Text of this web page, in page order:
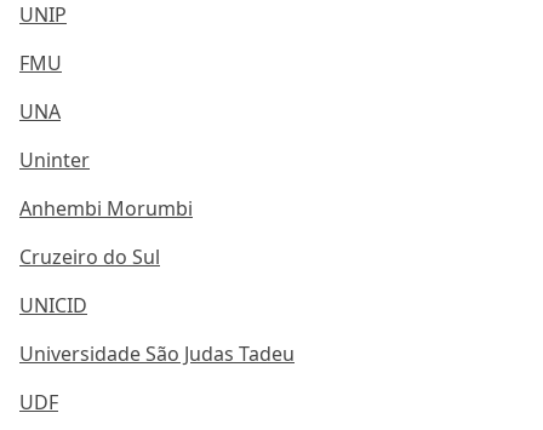
UNIP
FMU
UNA
Uninter
Anhembi Morumbi
Cruzeiro do Sul
UNICID
Universidade São Judas Tadeu
UDF